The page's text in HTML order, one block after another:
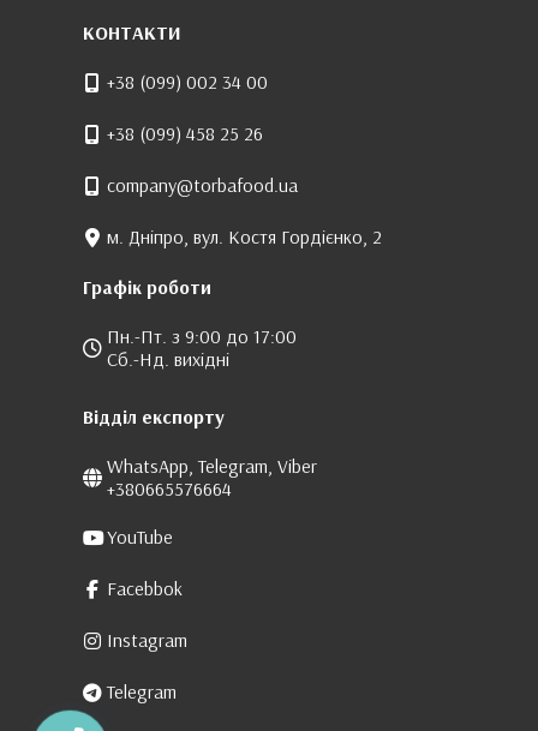
КОНТАКТИ
+38 (099) 002 34 00
+38 (099) 458 25 26
company@torbafood.ua
м. Дніпро, вул. Костя Гордієнко, 2
Графік роботи
Пн.-Пт. з 9:00 до 17:00
Сб.-Нд. вихідні
Відділ експорту
WhatsApp, Telegram, Viber
+380665576664
YouTube
Facebbok
Instagram
Telegram